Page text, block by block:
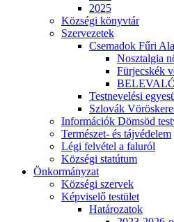
2025
Községi könyvtár
Szervezetek
Csemadok Fűri
Nosztalgia
Fürjecskék
Testnevelési
Szlovák
Információk Dömsöd
Természet- és tájvédelem
Légi felvétel a faluról
Községi statútum
Önkormányzat
Községi szervek
Képviselő testület
Határozatok